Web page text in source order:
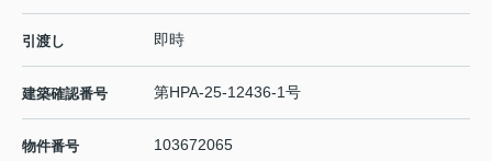
引渡し 即時
建築確認番号 第HPA-25-12436-1号
物件番号 103672065